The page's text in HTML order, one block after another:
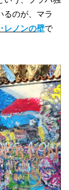
るのが、マラ
レノンの壁で